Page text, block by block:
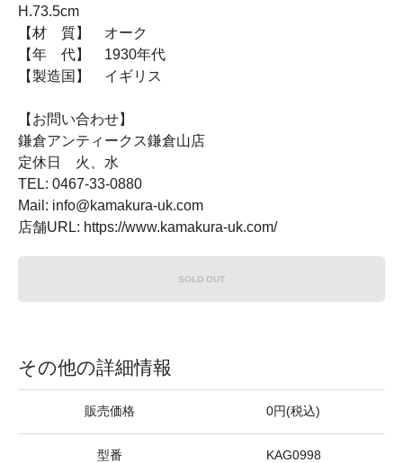
H.73.5cm
【材 質】 オーク
【年 代】 1930年代
【製造国】 イギリス
【お問い合わせ】
鎌倉アンティークス鎌倉山店
定休日 火、水
TEL: 0467-33-0880
Mail: info@kamakura-uk.com
店舗URL: https://www.kamakura-uk.com/
SOLD OUT
その他の詳細情報
販売価格 0円(税込)
型番 KAG0998